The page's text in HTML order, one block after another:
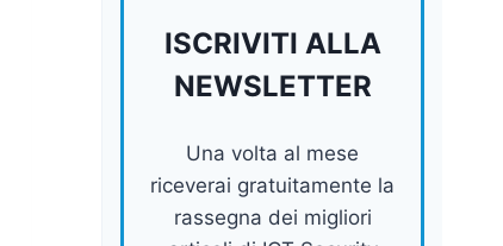
ISCRIVITI ALLA
NEWSLETTER
Una volta al mese
riceverai gratuitamente la
rassegna dei migliori